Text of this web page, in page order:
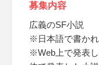
募集内容
広義のSF小説
※日本語で書か
※Web上で発表